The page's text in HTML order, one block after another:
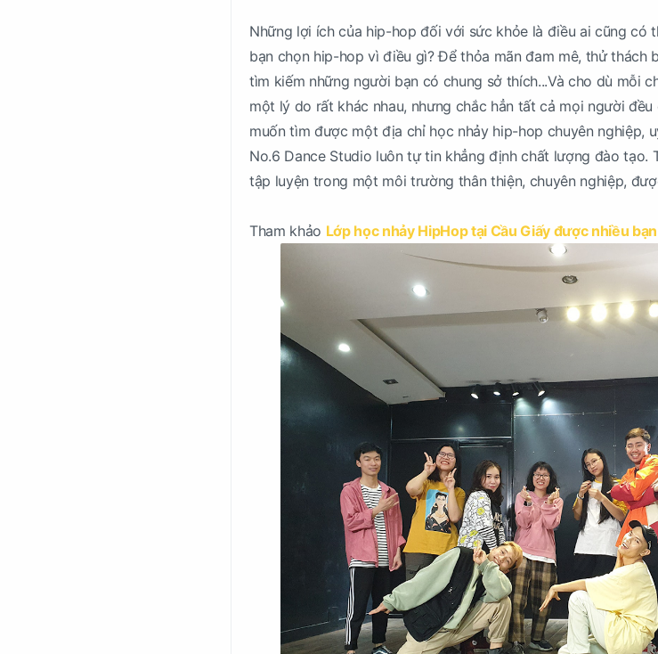
Những lợi ích của hip-hop đối với sức khỏe là điều ai cũng có
bạn chọn hip-hop vì điều gì? Để thỏa mãn đam mê, thử thách
tìm kiếm những người bạn có chung sở thích...Và cho dù mỗi
một lý do rất khác nhau, nhưng chắc hẳn tất cả mọi người
muốn tìm được một địa chỉ học nhảy hip-hop chuyên nghiệp,
No.6 Dance Studio luôn tự tin khẳng định chất lượng đào tạo.
tập luyện trong một môi trường thân thiện, chuyên nghiệp,
Tham khảo Lớp học nhảy HipHop tại Cầu Giấy được nhiều